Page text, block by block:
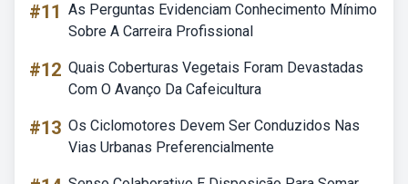
#11 As Perguntas Evidenciam Conhecimento Mínimo
Sobre A Carreira Profissional
#12 Quais Coberturas Vegetais Foram Devastadas
Com O Avanço Da Cafeicultura
#13 Os Ciclomotores Devem Ser Conduzidos Nas
Vias Urbanas Preferencialmente